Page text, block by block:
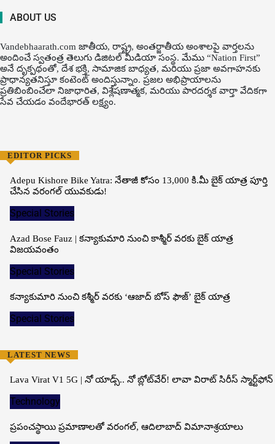
ABOUT US
Vandebhaarath.com జాతీయ, రాష్ట్ర, అంతర్జాతీయ అంశాలపై వార్తలను
అందించే స్వతంత్ర తెలుగు డిజిటల్ మీడియా సంస్థ. మేము “Nation First”
అనే దృక్పథంతో, దేశ భక్తి, సామాజిక బాధ్యత, మరియు ప్రజా అవగాహనకు
ప్రాధాన్యతనిస్తూ కంటెంట్ అందిస్తున్నాం. ప్రజల అభిప్రాయాలను
ప్రతిబింబించేలా నిజాధారిత, విశ్లేషణాత్మక, మరియు పారదర్శక వార్తా వేదికగా
సేవ చేయడం వందేభార‌త్ ల‌క్ష్యం.
EDITOR PICKS
Adepu Kishore Bike Yatra: నేతాజీ కోసం 13,000 కి.మీ బైక్ యాత్ర పూర్తి
చేసిన వరంగల్ యువకుడు!
Special Stories
Azad Bose Fauz | కన్యాకుమారి నుంచి కాశ్మీర్ వరకు బైక్ యాత్ర
విజయవంతం
Special Stories
కన్యాకుమారి నుంచి కశ్మీర్ వరకు ‘ఆజాద్ బోస్ ఫౌజ్’ బైక్ యాత్ర
Special Stories
LATEST NEWS
Lava Virat V1 5G | నో యాడ్స్.. నో బ్లోట్‌వేర్! లావా విరాట్ సిరీస్ స్మార్ట్‌ఫోన్​
Technology
ప్రపంచస్థాయి ప్రమాణాలతో వరంగల్, ఆదిలాబాద్ విమానాశ్రయాలు